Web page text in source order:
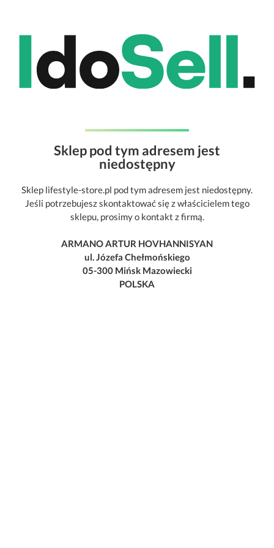
Sklep pod tym adresem jest
niedostępny
Sklep lifestyle-store.pl pod tym adresem jest niedostępny.
Jeśli potrzebujesz skontaktować się z właścicielem tego
sklepu, prosimy o kontakt z firmą.
ARMANO ARTUR HOVHANNISYAN
ul. Józefa Chełmońskiego
05-300 Mińsk Mazowiecki
POLSKA